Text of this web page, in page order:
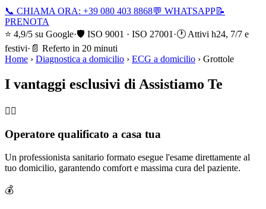
📞 CHIAMA ORA: +39 080 403 8868💬 WHATSAPP📝
PRENOTA
⭐ 4,9/5 su Google·🛡️ ISO 9001 · ISO 27001 ·🕐 Attivi h24, 7/7 e
festivi· 📄 Referto in 20 minuti
Home › Diagnostica a domicilio › ECG a domicilio › Grottole
I vantaggi esclusivi di Assistiamo Te
🧑‍⚕️
Operatore qualificato a casa tua
Un professionista sanitario formato esegue l'esame direttamente al
tuo domicilio, garantendo comfort e massima cura del paziente.
💰